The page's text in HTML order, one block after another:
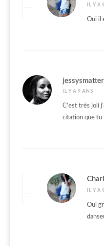
IL Y A
Oui il
jessysmatter
IL Y A 9 ANS
C’est très joli
citation que tu
IL Y A
Oui